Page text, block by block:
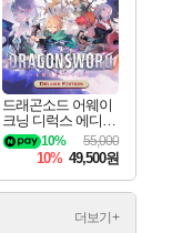
드래곤소드 어웨이
크닝 디럭스 에디션
DragonSword Awake
ning Deluxe Edition
55,000
10%
10% 49,500원
더보기+